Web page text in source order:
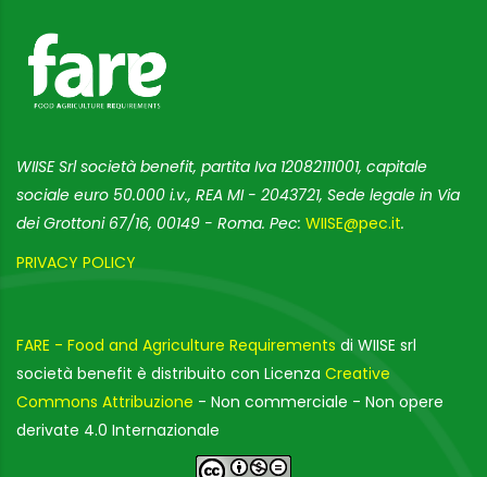
WIISE Srl società benefit, partita Iva 12082111001, capitale
sociale euro 50.000 i.v., REA MI - 2043721, Sede legale in Via
dei Grottoni 67/16, 00149 - Roma. Pec: WIISE@pec.it.
PRIVACY POLICY
FARE - Food and Agriculture Requirements di WIISE srl
società benefit è distribuito con Licenza Creative
Commons Attribuzione - Non commerciale - Non opere
derivate 4.0 Internazionale